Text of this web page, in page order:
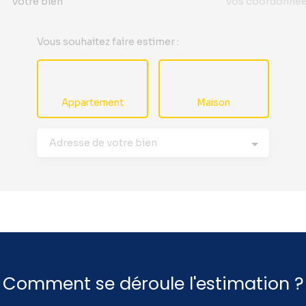
Vous souhaitez faire estimer :
Appartement Maison
Adresse de votre bien
Comment se déroule l'estimation ?